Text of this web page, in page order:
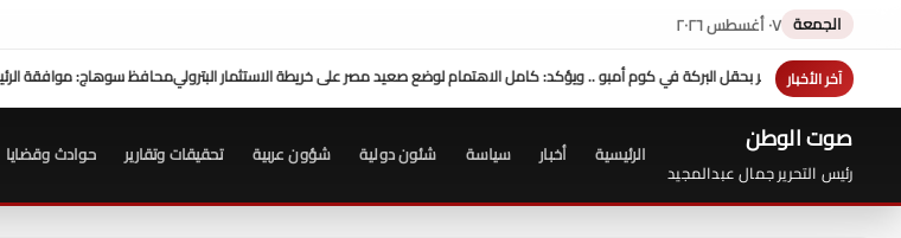
الجمعة ٠٧ أغسطس ٢٠٢٦
آخر الأخبار
محافظ سوهاج: موافقة الرئيس السيسي على منحة 10 ملايين دولار تعزز التنمية بالمحافظة
صوت الوطن
رئيس التحرير جمال عبدالمجيد
الرئيسية أخبار سياسة شئون دولية شؤون عربية تحقيقات وتقارير حوادث وقضايا